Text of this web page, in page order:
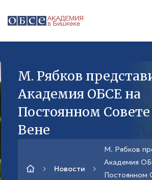
М. Рябков
Академия ОБСЕ на
Постоянном
Вене
Новости
М. Рябков
Академия
Постоянном